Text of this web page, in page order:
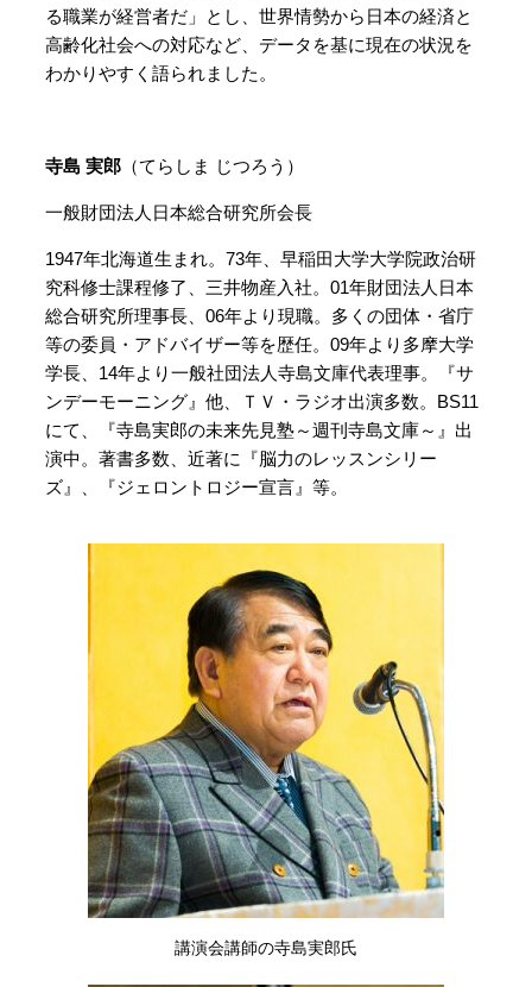
る職業が経営者だ」とし、世界情勢から日本の経済と
高齢化社会への対応など、データを基に現在の状況を
わかりやすく語られました。
寺島 実郎 （てらしま じつろう）
一般財団法人日本総合研究所会長
1947年北海道生まれ。73年、早稲田大学大学院政治研
究科修士課程修了、三井物産入社。01年財団法人日本
総合研究所理事長、06年より現職。多くの団体・省庁
等の委員・アドバイザー等を歴任。09年より多摩大学
学長、14年より一般社団法人寺島文庫代表理事。『サ
ンデーモーニング』他、ＴＶ・ラジオ出演多数。BS11
にて、『寺島実郎の未来先見塾～週刊寺島文庫～』出
演中。著書多数、近著に『脳力のレッスンシリー
ズ』、『ジェロントロジー宣言』等。
講演会講師の寺島実郎氏